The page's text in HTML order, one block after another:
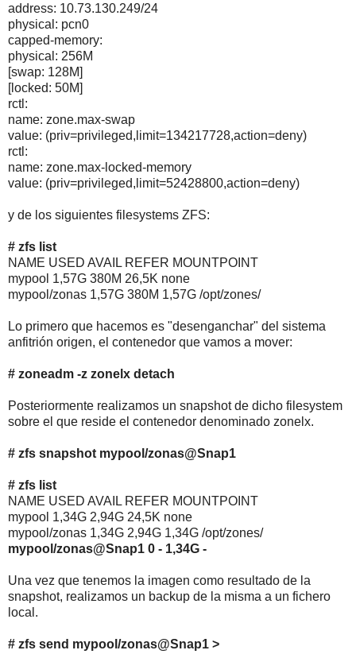
address: 10.73.130.249/24
physical: pcn0
capped-memory:
physical: 256M
[swap: 128M]
[locked: 50M]
rctl:
name: zone.max-swap
value: (priv=privileged,limit=134217728,action=deny)
rctl:
name: zone.max-locked-memory
value: (priv=privileged,limit=52428800,action=deny)
y de los siguientes filesystems ZFS:
# zfs list
NAME USED AVAIL REFER MOUNTPOINT
mypool 1,57G 380M 26,5K none
mypool/zonas 1,57G 380M 1,57G /opt/zones/
Lo primero que hacemos es "desenganchar" del sistema
anfitrión origen, el contenedor que vamos a mover:
# zoneadm -z zonelx detach
Posteriormente realizamos un snapshot de dicho filesystem
sobre el que reside el contenedor denominado zonelx.
# zfs snapshot mypool/zonas@Snap1
# zfs list
NAME USED AVAIL REFER MOUNTPOINT
mypool 1,34G 2,94G 24,5K none
mypool/zonas 1,34G 2,94G 1,34G /opt/zones/
mypool/zonas@Snap1 0 - 1,34G -
Una vez que tenemos la imagen como resultado de la
snapshot, realizamos un backup de la misma a un fichero
local.
# zfs send mypool/zonas@Snap1 >